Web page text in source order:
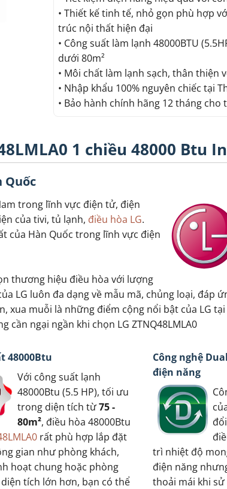
• Thiết kế tinh tế, nhỏ gọn phù hợp
trúc nội thất hiện đại
• Công suất làm lạnh 48000BTU
dưới 80m²
• Môi chất làm lạnh sạch, thân thiện
• Nhập khẩu 100% nguyên chiếc tại
• Bảo hành chính hãng 12 tháng cho
1 chiều 48000 Btu
Quốc
trong lĩnh vực điện tử, điện
của tivi, tủ lạnh, điều hòa LG.
của Hàn Quốc trong lĩnh vực điện
thương hiệu điều hòa với lượng
LG luôn đa dạng về mẫu mã, chủng loại, đáp
xua muỗi là những điểm cộng nổi bật của LG
cần ngại ngần khi chọn LG ZTNQ48LMLA0
48000Btu
Với công suất lạnh
48000Btu (5.5 HP), tối ưu
trong diện tích từ75 -
80m², điều hòa 48000Btu
rất phù hợp lắp đặt
gian như phòng khách,
hoạt chung hoặc phòng
tích lớn hơn, bạn có thể
Công nghệ
điện năng
trì nhiệt độ
điện năng
thoải mái khi sử